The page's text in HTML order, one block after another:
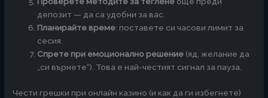
депозит — да са удобни за вас.
Планирайте време: поставете си часови лимит за
сесия.
Спрете при емоционално решение (яд, желание да
„си върнете“). Това е най-честият сигнал за пауза.
Чести грешки при онлайн казино (и как да ги избегнете)